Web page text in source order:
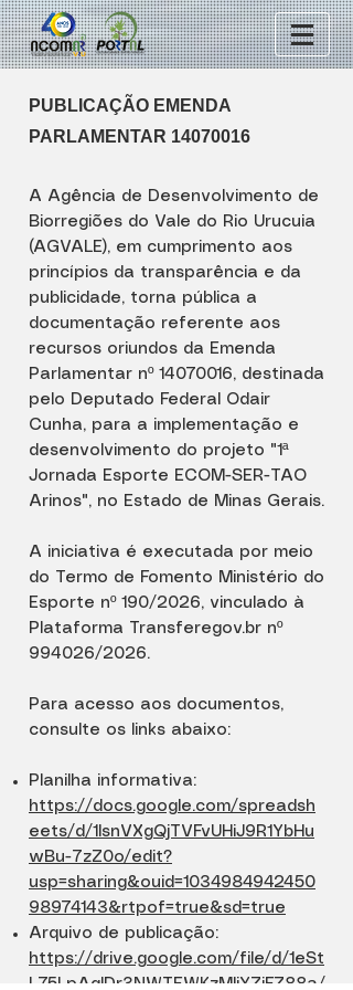
PUBLICAÇÃO EMENDA
PARLAMENTAR 14070016
A Agência de Desenvolvimento de
Biorregiões do Vale do Rio Urucuia
(AGVALE), em cumprimento aos
princípios da transparência e da
publicidade, torna pública a
documentação referente aos
recursos oriundos da Emenda
Parlamentar nº 14070016, destinada
pelo Deputado Federal Odair
Cunha, para a implementação e
desenvolvimento do projeto "1ª
Jornada Esporte ECOM-SER-TAO
Arinos", no Estado de Minas Gerais.
A iniciativa é executada por meio
do Termo de Fomento Ministério do
Esporte nº 190/2026, vinculado à
Plataforma Transferegov.br nº
994026/2026.
Para acesso aos documentos,
consulte os links abaixo:
Planilha informativa:
https://docs.google.com/spreadsh
eets/d/1lsnVXgQjTVFvUHiJ9R1YbHu
wBu-7zZ0o/edit?
usp=sharing&ouid=1034984942450
98974143&rtpof=true&sd=true
Arquivo de publicação:
https://drive.google.com/file/d/1eSt
L75LpAqIDr3NWTEWKzMljYZjFZ88a/